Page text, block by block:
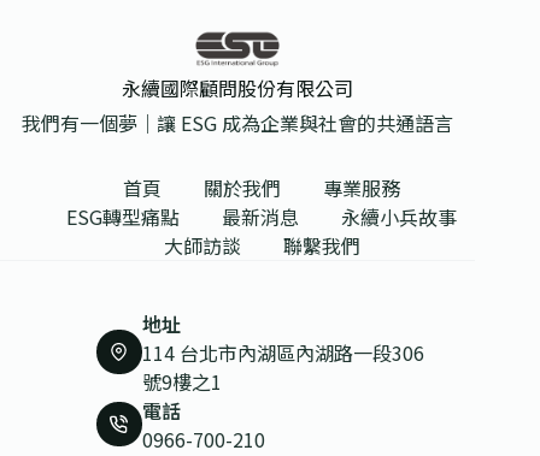
永續國際顧問股份有限公司
我們有一個夢｜讓 ESG 成為企業與社會的共通語言
首頁 關於我們
專業服務
ESG轉型痛點
最新消息
永續小兵故事
大師訪談
聯繫我們
地址
114 台北市內湖區內湖路一段306
號9樓之1
電話
0966-700-210